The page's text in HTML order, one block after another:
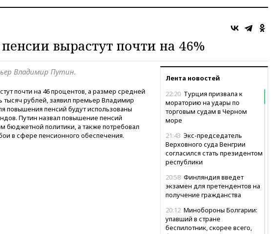
вырастут почти на 46%
Лента новостей
22:20 Турция призвала к
мораторию на удары по
торговым судам в Черном
море
21:43 Экс-председатель
Верховного суда Венгрии
согласился стать президентом
республики
20:58 Финляндия введет
экзамен для претендентов на
получение гражданства
20:12 Минобороны Болгарии:
упавший в стране
беспилотник, скорее всего,
Владимир Путин.
почти на 46 процентов, а размер средней
тысяч рублей, заявил премьер Владимир
повышения пенсий будут использованы
Путин назвал повышение пенсий
бюджетной политики, а также потребовал
в сфере пенсионного обеспечения.